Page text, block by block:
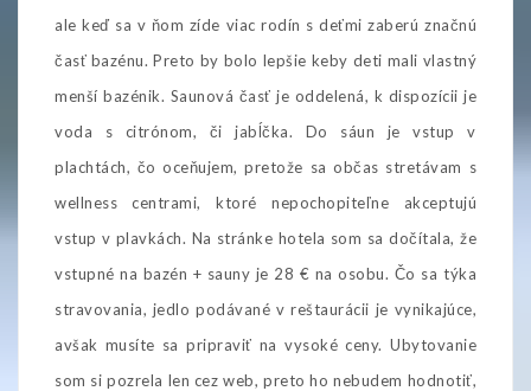
ale keď sa v ňom zíde viac rodín s deťmi zaberú značnú
časť bazénu. Preto by bolo lepšie keby deti mali vlastný
menší bazénik. Saunová časť je oddelená, k dispozícii je
voda s citrónom, či jabĺčka. Do sáun je vstup v
plachtách, čo oceňujem, pretože sa občas stretávam s
wellness centrami, ktoré nepochopiteľne akceptujú
vstup v plavkách. Na stránke hotela som sa dočítala, že
vstupné na bazén + sauny je 28 € na osobu. Čo sa týka
stravovania, jedlo podávané v reštaurácii je vynikajúce,
avšak musíte sa pripraviť na vysoké ceny. Ubytovanie
som si pozrela len cez web, preto ho nebudem hodnotiť,